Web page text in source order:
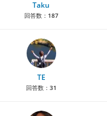
Taku
回答数： 187
TE
回答数： 31